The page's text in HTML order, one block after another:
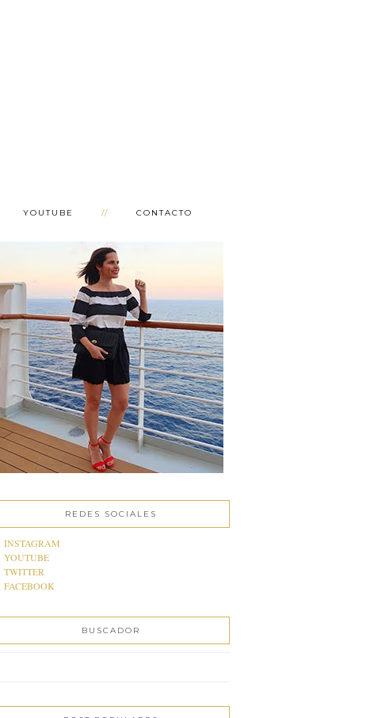
YOUTUBE CONTACTO
REDES SOCIALES
INSTAGRAM
YOUTUBE
TWITTER
FACEBOOK
BUSCADOR